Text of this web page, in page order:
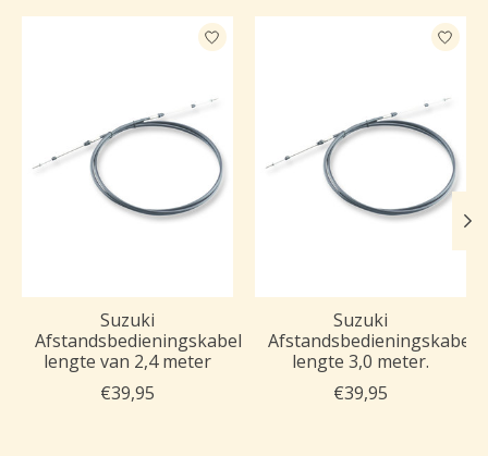
Items van productcarrousel
Suzuki
Afstandsbedieningskabel
lengte van 2,4 meter
€39,95
Suzuki
Afstandsbedieningskabel
lengte 3,0 meter.
€39,95